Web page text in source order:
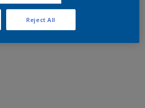
Reject All